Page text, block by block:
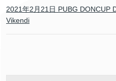
2021年2月21日 PUBG DONCUP
Vikendi